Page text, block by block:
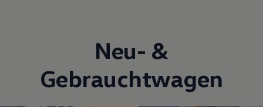
Neu- &
Gebrauchtwagen